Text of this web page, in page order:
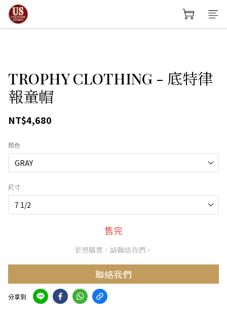
TROPHY CLOTHING - 底特律
報童帽
NT$4,680
顏色
尺寸
售完
若想購買，請聯絡我們。
聯絡我們
分享到